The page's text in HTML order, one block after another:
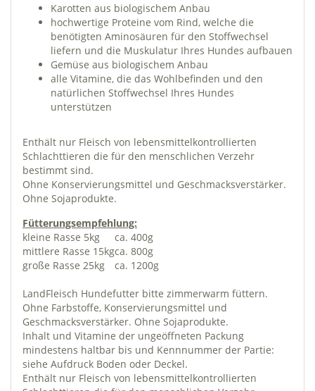
Karotten aus biologischem Anbau
hochwertige Proteine vom Rind, welche die
benötigten Aminosäuren für den Stoffwechsel
liefern und die Muskulatur Ihres Hundes aufbauen
Gemüse aus biologischem Anbau
alle Vitamine, die das Wohlbefinden und den
natürlichen Stoffwechsel Ihres Hundes
unterstützen
Enthält nur Fleisch von lebensmittelkontrollierten
Schlachttieren die für den menschlichen Verzehr
bestimmt sind.
Ohne Konservierungsmittel und Geschmacksverstärker.
Ohne Sojaprodukte.
Fütterungsempfehlung:
kleine Rasse 5kg
ca. 400g
mittlere Rasse 15kgca. 800g
große Rasse 25kg
ca. 1200g
LandFleisch Hundefutter bitte zimmerwarm füttern.
Ohne Farbstoffe, Konservierungsmittel und
Geschmacksverstärker. Ohne Sojaprodukte.
Inhalt und Vitamine der ungeöffneten Packung
mindestens haltbar bis und Kennnummer der Partie:
siehe Aufdruck Boden oder Deckel.
Enthält nur Fleisch von lebensmittelkontrollierten